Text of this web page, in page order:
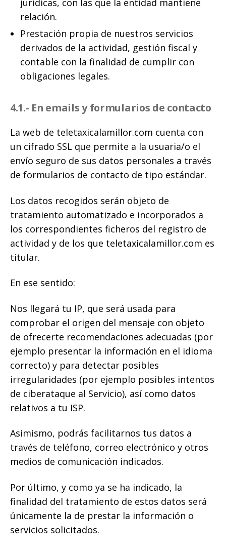
jurídicas, con las que la entidad mantiene
relación.
Prestación propia de nuestros servicios
derivados de la actividad, gestión fiscal y
contable con la finalidad de cumplir con
obligaciones legales.
4.1.- En emails y formularios de contacto
La web de teletaxicalamillor.com cuenta con
un cifrado SSL que permite a la usuaria/o el
envío seguro de sus datos personales a través
de formularios de contacto de tipo estándar.
Los datos recogidos serán objeto de
tratamiento automatizado e incorporados a
los correspondientes ficheros del registro de
actividad y de los que teletaxicalamillor.com es
titular.
En ese sentido:
Nos llegará tu IP, que será usada para
comprobar el origen del mensaje con objeto
de ofrecerte recomendaciones adecuadas (por
ejemplo presentar la información en el idioma
correcto) y para detectar posibles
irregularidades (por ejemplo posibles intentos
de ciberataque al Servicio), así como datos
relativos a tu ISP.
Asimismo, podrás facilitarnos tus datos a
través de teléfono, correo electrónico y otros
medios de comunicación indicados.
Por último, y como ya se ha indicado, la
finalidad del tratamiento de estos datos será
únicamente la de prestar la información o
servicios solicitados.